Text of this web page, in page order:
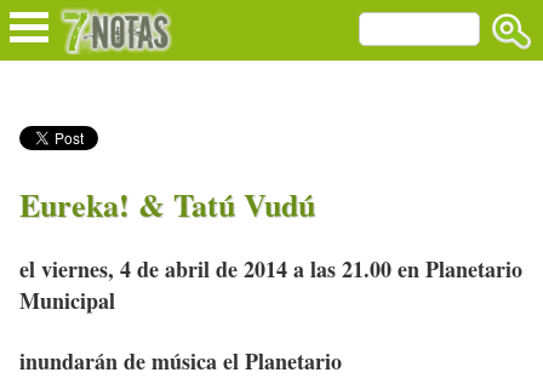
Eureka! & Tatú Vudú
el viernes, 4 de abril de 2014 a las 21.00 en Planetario
Municipal
inundarán de música el Planetario